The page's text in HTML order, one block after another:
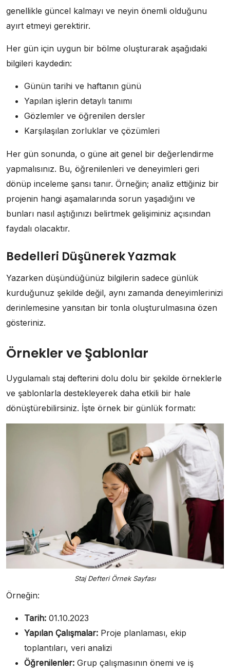
genellikle güncel kalmayı ve neyin önemli olduğunu
ayırt etmeyi gerektirir.
Her gün için uygun bir bölme oluşturarak aşağıdaki
bilgileri kaydedin:
Günün tarihi ve haftanın günü
Yapılan işlerin detaylı tanımı
Gözlemler ve öğrenilen dersler
Karşılaşılan zorluklar ve çözümleri
Her gün sonunda, o güne ait genel bir değerlendirme
yapmalısınız. Bu, öğrenilenleri ve deneyimleri geri
dönüp inceleme şansı tanır. Örneğin; analiz ettiğiniz bir
projenin hangi aşamalarında sorun yaşadığını ve
bunları nasıl aştığınızı belirtmek gelişiminiz açısından
faydalı olacaktır.
Bedelleri Düşünerek Yazmak
Yazarken düşündüğünüz bilgilerin sadece günlük
kurduğunuz şekilde değil, aynı zamanda deneyimlerinizi
derinlemesine yansıtan bir tonla oluşturulmasına özen
gösteriniz.
Örnekler ve Şablonlar
Uygulamalı staj defterini dolu dolu bir şekilde örneklerle
ve şablonlarla destekleyerek daha etkili bir hale
dönüştürebilirsiniz. İşte örnek bir günlük formatı:
Staj Defteri Örnek Sayfası
Örneğin:
Tarih: 01.10.2023
Yapılan Çalışmalar: Proje planlaması, ekip
toplantıları, veri analizi
Öğrenilenler: Grup çalışmasının önemi ve iş